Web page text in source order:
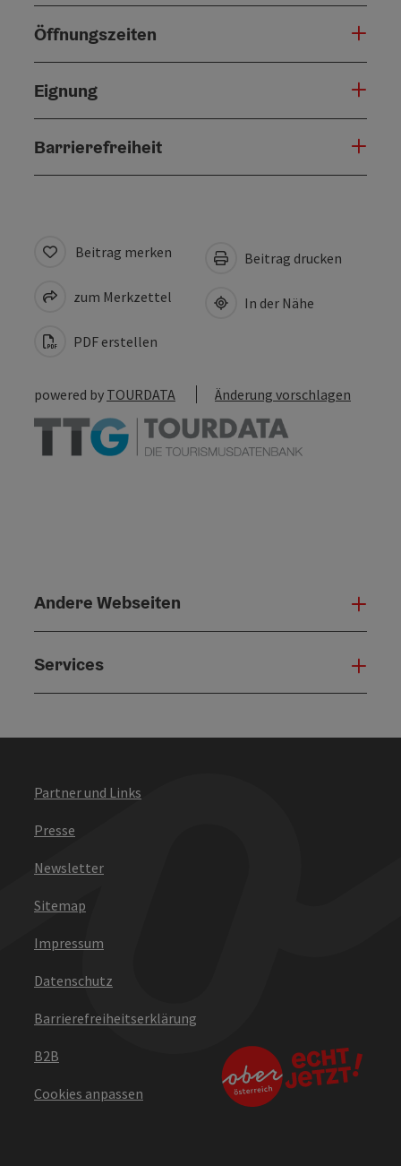
Öffnungszeiten
Eignung
Barrierefreiheit
Beitrag merken
zum Merkzettel
PDF erstellen
Beitrag drucken
In der Nähe
powered by TOURDATA Änderung vorschlagen
Andere Webseiten
Services
Partner und Links
Presse
Newsletter
Sitemap
Impressum
Datenschutz
Barrierefreiheitserklärung
B2B
Cookies anpassen